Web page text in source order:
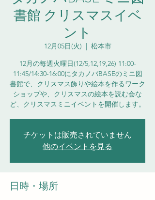
書館 クリスマスイベ
ント
12月05日(火)
  |
松本市
12月の毎週火曜日(12/5,12,19,26) 11:00-
11:45/14:30-16:00にタカノバBASEのミニ図
書館で、クリスマス飾りや絵本を作るワーク
ショップや、クリスマスの絵本を読む会な
ど、クリスマスミニイベントを開催します。
チケットは販売されていません
他のイベントを見る
日時・場所